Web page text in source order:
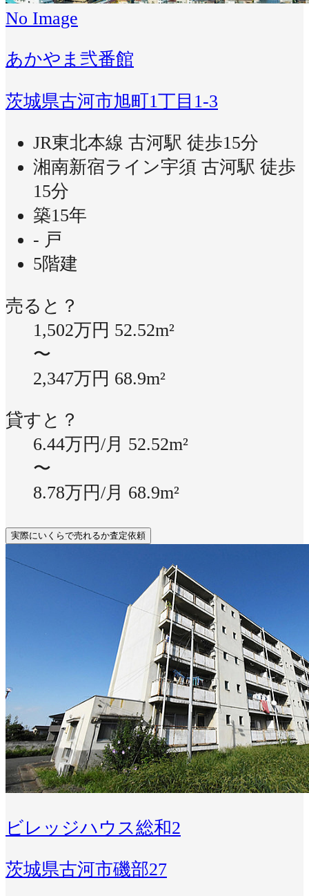
No Image
あかやま弐番館
茨城県古河市旭町1丁目1-3
JR東北本線 古河駅 徒歩15分
湘南新宿ライン宇須 古河駅 徒歩
15分
築15年
- 戸
5階建
売ると？
1,502万円 52.52m²
〜
2,347万円 68.9m²
貸すと？
6.44万円/月 52.52m²
〜
8.78万円/月 68.9m²
実際にいくらで売れるか査定依頼
ビレッジハウス総和2
茨城県古河市磯部27